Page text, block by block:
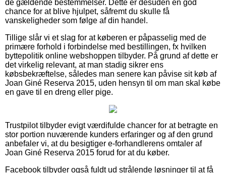
de gældende bestemmelser. Dette er desuden en god
chance for at blive hjulpet, såfremt du skulle få
vanskeligheder som følge af din handel.
Tillige slår vi et slag for at køberen er påpasselig med de
primære forhold i forbindelse med bestillingen, fx hvilken
byttepolitik online webshoppen tilbyder. På grund af dette er
det virkelig relevant, at man stadig sikrer ens
købsbekræftelse, således man senere kan påvise sit køb af
Joan Giné Reserva 2015, uden hensyn til om man skal købe
en gave til en dreng eller pige.
Trustpilot tilbyder evigt værdifulde chancer for at betragte en
stor portion nuværende kunders erfaringer og af den grund
anbefaler vi, at du besigtiger e-forhandlerens omtaler af
Joan Giné Reserva 2015 forud for at du køber.
Facebook tilbyder også fuldt ud strålende løsninger til at få